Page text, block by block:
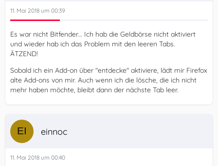
11. Mai 2018 um 00:39
Es war nicht Bitfender... Ich hab die Geldbörse nicht aktiviert
und wieder hab ich das Problem mit den leeren Tabs.
ÄTZEND!
Sobald ich ein Add-on über "entdecke" aktiviere, lädt mir Firefox
alte Add-ons von mir. Auch wenn ich die lösche, die ich nicht
mehr haben möchte, bleibt dann der nächste Tab leer.
einnoc
11. Mai 2018 um 00:40